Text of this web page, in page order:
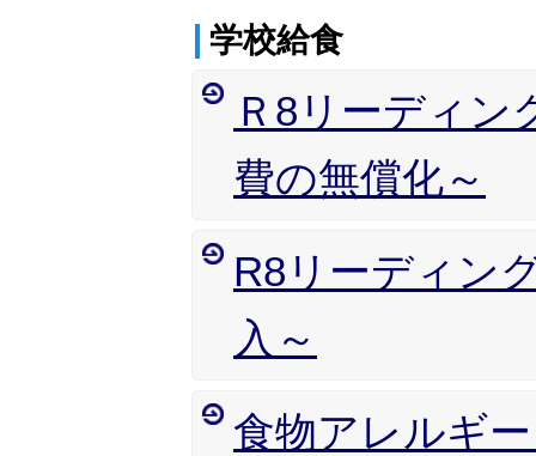
学校給食
Ｒ8リーディン
費の無償化～
R8リーディン
入～
食物アレルギ